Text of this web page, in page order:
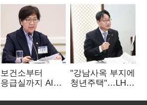
보건소부터
응급실까지 AI
혁신 본격화
"강남사옥 부지에
청년주택"…LH도